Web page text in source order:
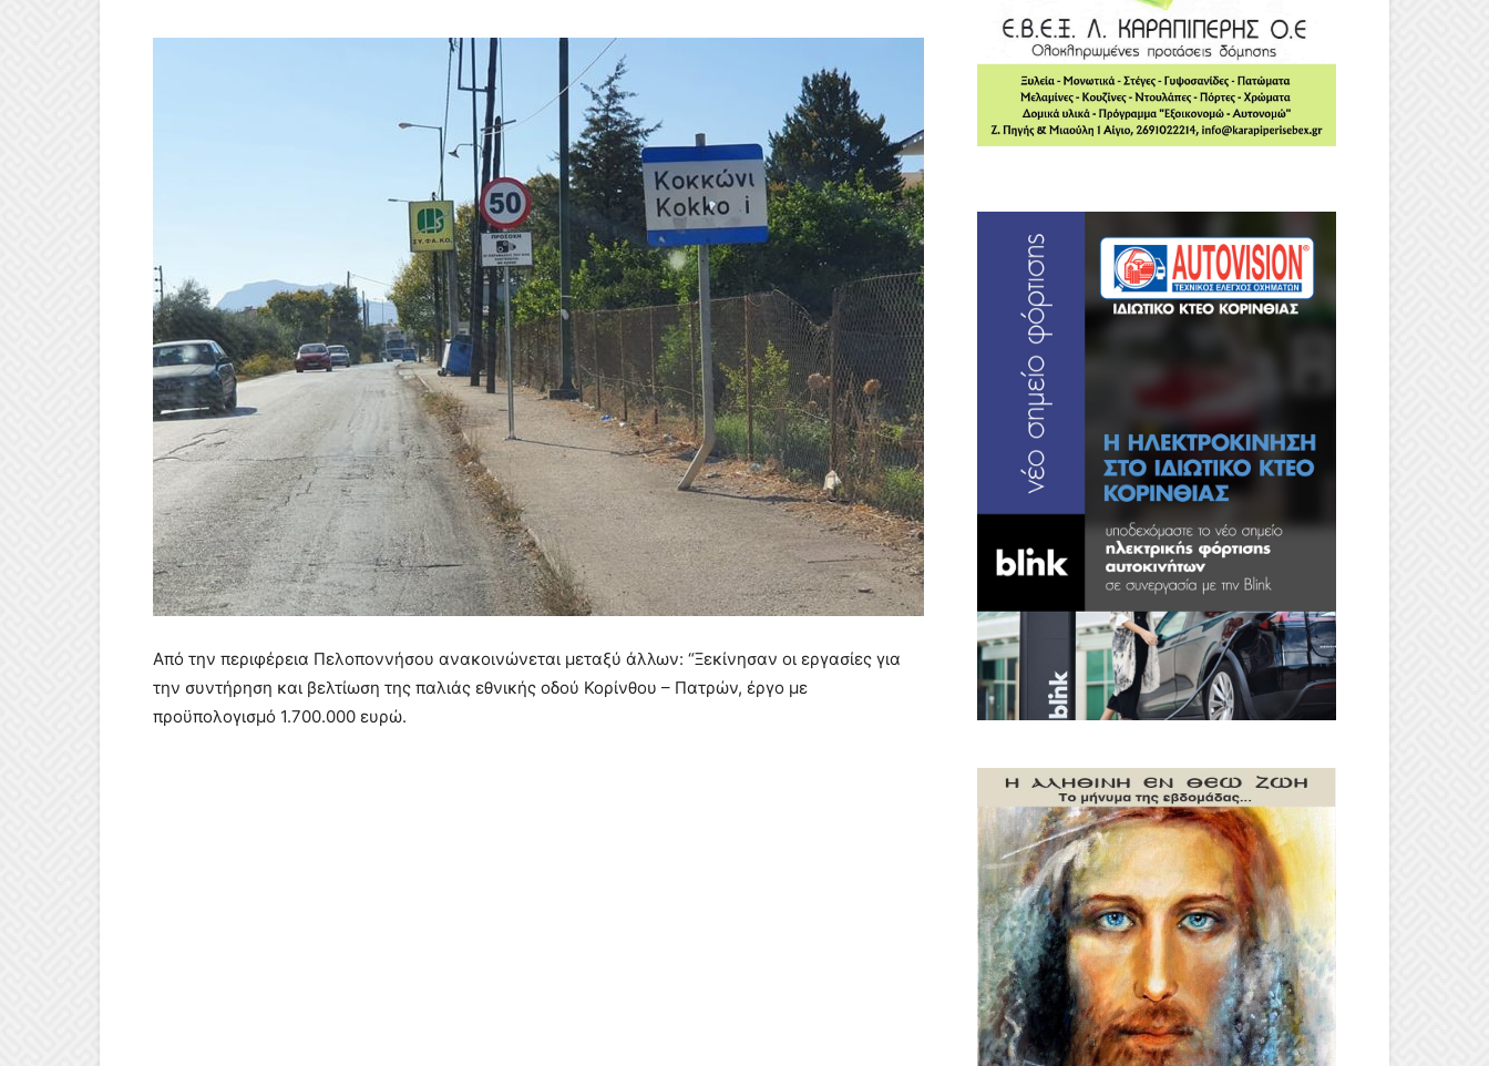
Από την περιφέρεια Πελοποννήσου ανακοινώνεται μεταξύ άλλων: “Ξεκίνησαν οι εργασίες για
την συντήρηση και βελτίωση της παλιάς εθνικής οδού Κορίνθου – Πατρών, έργο με
προϋπολογισμό 1.700.000 ευρώ.